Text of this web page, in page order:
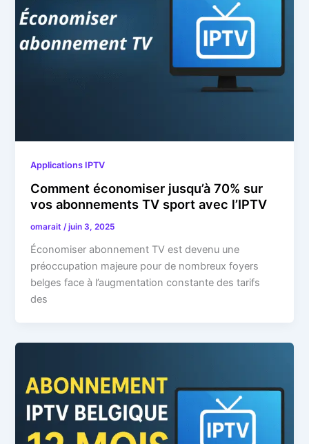
Applications IPTV
Comment économiser jusqu’à 70% sur
vos abonnements TV sport avec l’IPTV
omarait/juin 3, 2025
Économiser abonnement TV est devenu une
préoccupation majeure pour de nombreux foyers
belges face à l’augmentation constante des tarifs
des